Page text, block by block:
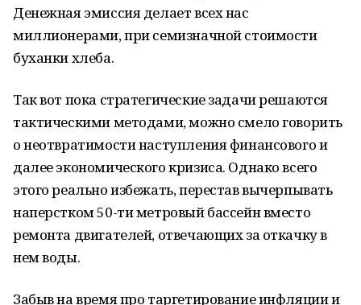
Денежная эмиссия делает всех нас
миллионерами, при семизначной стоимости
буханки хлеба.
Так вот пока стратегические задачи решаются
тактическими методами, можно смело говорить
о неотвратимости наступления финансового и
далее экономического кризиса. Однако всего
этого реально избежать, перестав вычерпывать
наперстком 50-ти метровый бассейн вместо
ремонта двигателей, отвечающих за откачку в
нем воды.
Забыв на время про таргетирование инфляции и